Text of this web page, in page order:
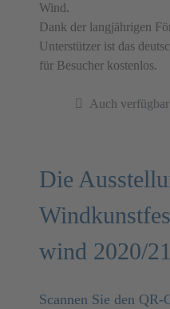
Wind.
Dank der langjährigen
Unterstützer ist das
für Besucher kostenlos.
Auch
Die
wind 2020/
Scannen Sie den QR-